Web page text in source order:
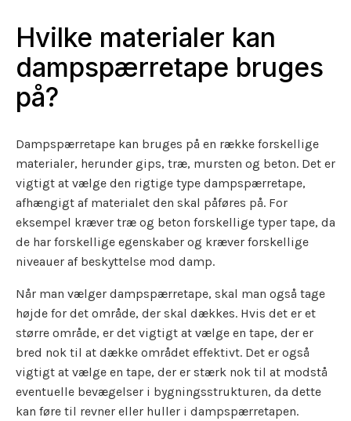
Hvilke materialer kan
dampspærretape bruges
på?
Dampspærretape kan bruges på en række forskellige
materialer, herunder gips, træ, mursten og beton. Det er
vigtigt at vælge den rigtige type dampspærretape,
afhængigt af materialet den skal påføres på. For
eksempel kræver træ og beton forskellige typer tape, da
de har forskellige egenskaber og kræver forskellige
niveauer af beskyttelse mod damp.
Når man vælger dampspærretape, skal man også tage
højde for det område, der skal dækkes. Hvis det er et
større område, er det vigtigt at vælge en tape, der er
bred nok til at dække området effektivt. Det er også
vigtigt at vælge en tape, der er stærk nok til at modstå
eventuelle bevægelser i bygningsstrukturen, da dette
kan føre til revner eller huller i dampspærretapen.